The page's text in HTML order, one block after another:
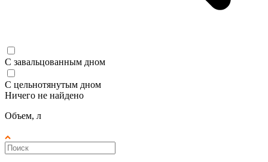
С завальцованным дном
С цельнотянутым дном
Ничего не найдено
Объем, л